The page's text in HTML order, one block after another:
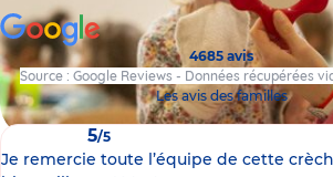
4685 avis
Source : Google Reviews - Données récupérées
Les avis des familles
5/5
Je remercie toute l’équipe de cette